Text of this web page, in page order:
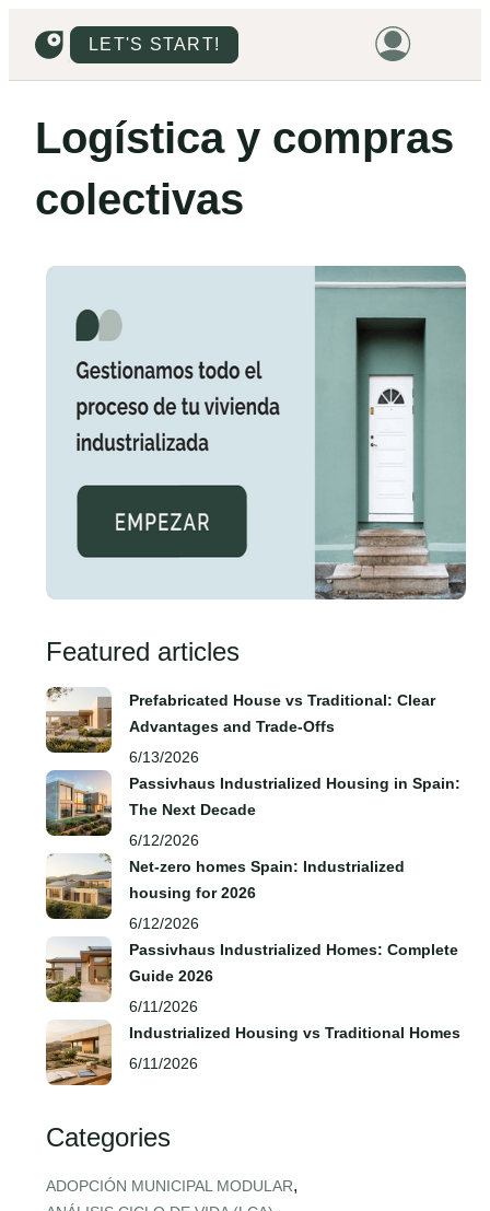
LET'S START!
HOUSING
PROJECTS
PRICES
Logística y compras
colectivas
Featured articles
Prefabricated House vs Traditional: Clear
Advantages and Trade‑Offs
6/13/2026
Passivhaus Industrialized Housing in Spain:
The Next Decade
6/12/2026
Net-zero homes Spain: Industrialized
housing for 2026
6/12/2026
Passivhaus Industrialized Homes: Complete
Guide 2026
6/11/2026
Industrialized Housing vs Traditional Homes
6/11/2026
Categories
ADOPCIÓN MUNICIPAL MODULAR,